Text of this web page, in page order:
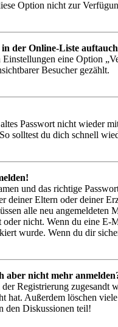
Option nicht zur
der Online-Liste
eine Option
Besucher gezählt.
Passwort nicht wieder
solltest du dich schnell
und das richtige
deiner Eltern oder deiner
alle neu angemeldeten
nicht. Wenn du eine E-
wurde. Wenn du dir
aber nicht mehr
Registrierung zugesandt
hat. Außerdem löschen
den Diskussionen teil!